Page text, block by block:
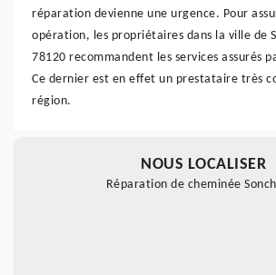
réparation devienne une urgence. Pour
opération, les propriétaires dans la ville de
78120 recommandent les services assurés
Ce dernier est en effet un prestataire très
région.
NOUS LOCALISER
Réparation de cheminée